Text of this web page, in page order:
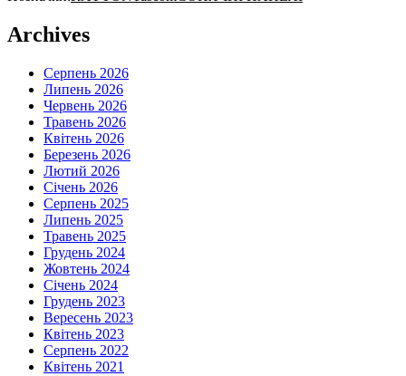
TWEET FOLLOW FOLLOW
Archives
Серпень 2026
Липень 2026
Червень 2026
Травень 2026
Квітень 2026
Березень 2026
Лютий 2026
Січень 2026
Серпень 2025
Липень 2025
Травень 2025
Грудень 2024
Жовтень 2024
Січень 2024
Грудень 2023
Вересень 2023
Квітень 2023
Серпень 2022
Квітень 2021